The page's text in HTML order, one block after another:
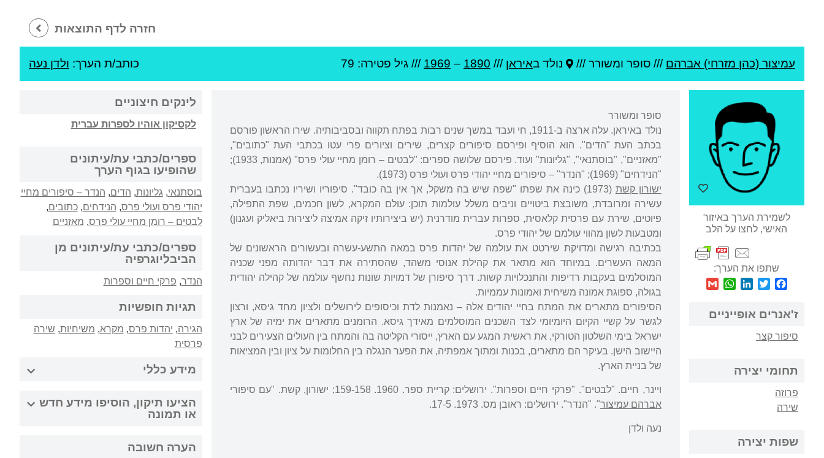
חזרה לדף התוצאות
עמיצור (כהן מזרחי) אברהם /// סופר ומשורר /// נולד באיראן ///
1890
–
1969 /// גיל פטירה: 79 כותב/ת הערך: ולדן נעה
לשמירת הערך באיזור
האישי, לחצו על הלב
שתפו את הערך:
Facebook
Twitter
LinkedIn
WhatsApp
ז'אנרים אופייניים
סיפור קצר
תחומי יצירה
פרוזה
שירה
שפות יצירה
סופר ומשורר
נולד באיראן. עלה ארצה ב-1911, חי ועבד במשך שנים רבות בפתח תקווה ובסביבותיה. שירו הראשון פורסם
בכתב העת "הדים". הוא הוסיף ופירסם סיפורים קצרים, שירים וציורים פרי עטו בכתבי העת "כתובים",
"מאזניים", "בוסתנאי", "גליונות" ועוד. פירסם שלושה ספרים: "לבטים – רומן מחיי עולי פרס" (אמנות, 1933);
"הנידחים" (1969); "הנדר" – סיפורים מחיי יהודי פרס ועולי פרס (1973).
ישורון קשת
(1973) כינה את שפתו "שפה שיש בה משקל, אך אין בה כובד". סיפוריו ושיריו נכתבו בעברית
עשירה ומרובדת, משובצת ביטויים וניבים משלל עולמות תוכן: עולם המקרא, לשון חכמים, שפת התפילה,
פיוטים, שירת עם פרסית קלאסית, ספרות עברית מודרנית (יש ביצירותיו זיקה אמיצה ליצירות ביאליק ועגנון)
ומטבעות לשון מהווי עולמם של יהודי פרס.
בכתיבה רגישה ומדויקת שירטט את עולמה של יהדות פרס במאה התשע-עשרה ובעשורים הראשונים של
המאה העשרים. במיוחד הוא מתאר את קהילת אנוסי משהד, שהסתירה את דבר יהדותה מפני שכניה
המוסלמים בעקבות רדיפות והתנכלויות קשות. דרך סיפורן של דמויות שונות נחשף עולמה של קהילה יהודית
בגולה, ספוגת אמונה משיחית ואמונות עממיות.
הסיפורים מתארים את המתח בחיי יהודים אלה – נאמנות לדת וכיסופים לירושלים ולציון מחד גיסא, ורצון
לגשר על קשיי הקיום היומיומי לצד השכנים המוסלמים מאידך גיסא. הרומנים מתארים את ימיה של ארץ
ישראל בימי השלטון הטורקי, את ראשית המגע עם הארץ, ייסורי הקליטה בה והמתח בין העולים הצעירים לבני
היישוב הישן. בעיקר הם מתארים, בכנות ומתוך אמפתיה, את הפער הנגלה בין החלומות על ציון ובין המציאות
של בניית הארץ.
ויינר, חיים. "לבטים". "פרקי חיים וספרות". ירושלים: קריית ספר. 1960. 159-158; ישורון, קשת. "עם סיפורי
אברהם עמיצור". "הנדר". ירושלים: ראובן מס. 1973. 17-5.
נעה ולדן
לינקים חיצוניים
לקסיקון אוהיו לספרות עברית
ספרים/כתבי עת/עיתונים
שהופיעו בגוף הערך
בוסתנאי, גליונות, הדים, הנדר – סיפורים מחיי
יהודי פרס ועולי פרס, הנידחים,כתובים,
לבטים – רומן מחיי עולי פרס, מאזניים
ספרים/כתבי עת/עיתונים מן
הביבליוגרפיה
הנדר, פרקי חיים וספרות
תגיות חופשיות
הגירה, יהדות פרס, מקרא, משיחיות, שירה
פרסית
מידע כללי
הציעו תיקון, הוסיפו מידע חדש
או תמונה
הערה חשובה